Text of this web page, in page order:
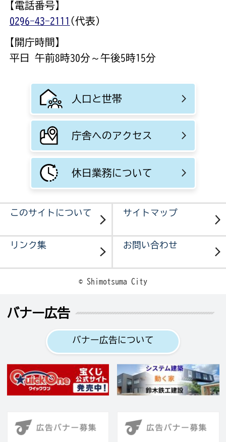
【電話番号】
0296-43-2111 (代表)
【開庁時間】
平日 午前8時30分～午後5時15分
人口と世帯
庁舎へのアクセス
休日業務について
このサイトについて サイトマップ
リンク集 お問い合わせ
© Shimotsuma City
バナー広告
バナー広告について